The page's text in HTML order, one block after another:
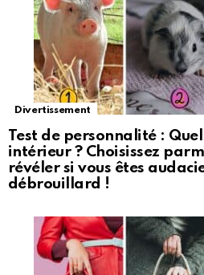
Divertissement
Test de personnalité :
intérieur ? Choisissez
révéler si vous êtes
débrouillard !